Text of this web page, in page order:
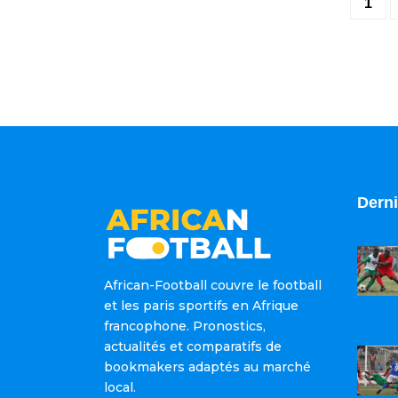
1
African-Football couvre le football
et les paris sportifs en Afrique
francophone. Pronostics,
actualités et comparatifs de
bookmakers adaptés au marché
local.